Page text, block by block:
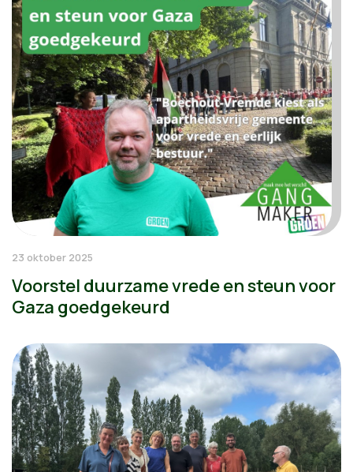
23 oktober 2025
Voorstel duurzame vrede en steun voor
Gaza goedgekeurd